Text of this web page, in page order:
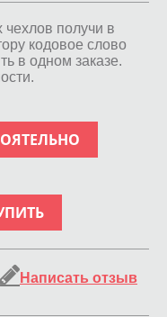
чехлов получи в
кодовое слово
в одном заказе.
Написать отзыв